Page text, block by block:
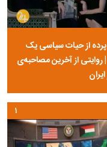
از حیات سیاسی یک
روایتی از آخرین مصاحبه‌ی
۱